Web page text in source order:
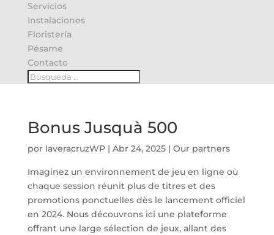
Servicios
Instalaciones
Floristería
Pésame
Contacto
Bonus Jusquà 500
por laveracruzWP| Abr 24, 2025| Our partners
Imaginez un environnement de jeu en ligne où
chaque session réunit plus de titres et des
promotions ponctuelles dès le lancement officiel
en 2024. Nous découvrons ici une plateforme
offrant une large sélection de jeux, allant des